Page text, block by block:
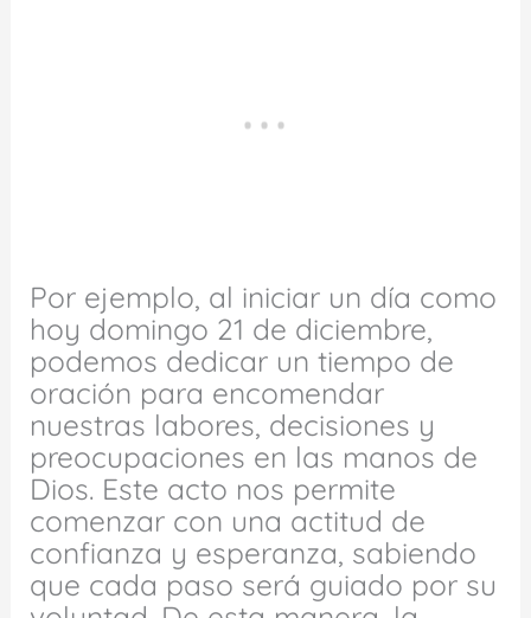
Por ejemplo, al iniciar un día como
hoy domingo 21 de diciembre,
podemos dedicar un tiempo de
oración para encomendar
nuestras labores, decisiones y
preocupaciones en las manos de
Dios. Este acto nos permite
comenzar con una actitud de
confianza y esperanza, sabiendo
que cada paso será guiado por su